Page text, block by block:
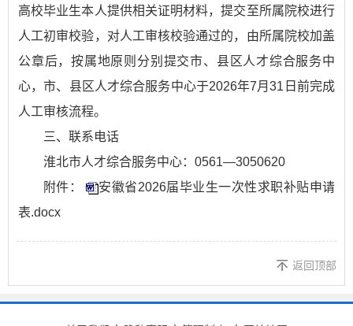
高校毕业生本人提供相关证明材料，提交至所属院校进行
人工初审校验，对人工审核校验通过的，由所属院校加盖
公章后，按属地原则分别提交市、县区人才综合服务中
心，市、县区人才综合服务中心于2026年7月31日前完成
人工审核流程。
三、联系电话
淮北市人才综合服务中心：0561—3050620
附件：
安徽省2026届毕业生一次性求职补贴申请
表.docx
返回顶部